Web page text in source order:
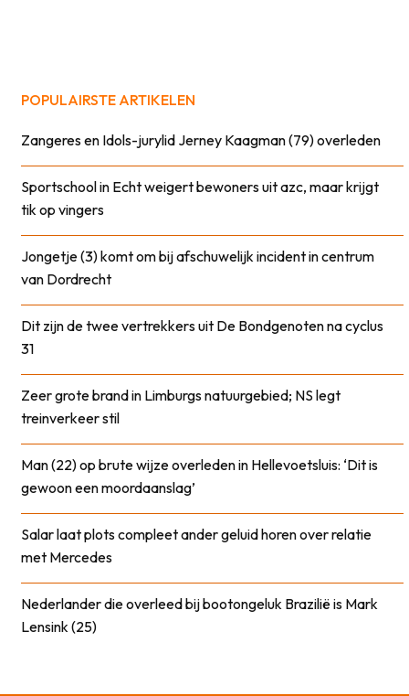
POPULAIRSTE ARTIKELEN
Zangeres en Idols-jurylid Jerney Kaagman (79) overleden
Sportschool in Echt weigert bewoners uit azc, maar krijgt
tik op vingers
Jongetje (3) komt om bij afschuwelijk incident in centrum
van Dordrecht
Dit zijn de twee vertrekkers uit De Bondgenoten na cyclus
31
Zeer grote brand in Limburgs natuurgebied; NS legt
treinverkeer stil
Man (22) op brute wijze overleden in Hellevoetsluis: ‘Dit is
gewoon een moordaanslag’
Salar laat plots compleet ander geluid horen over relatie
met Mercedes
Nederlander die overleed bij bootongeluk Brazilië is Mark
Lensink (25)